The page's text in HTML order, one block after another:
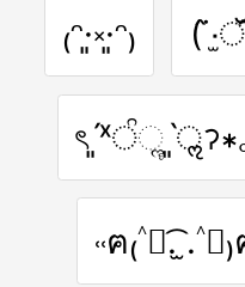
₍ᵔ·͈༝·͈ᵔ₎
ৎˊ͈ˣੰૢˋ͈ॢॽ∗
˓˓ฅ₍˄ุ.͡ ̫.˄ุ₎